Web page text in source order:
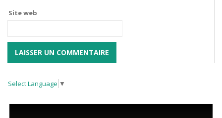
Site web
Select Language ▼